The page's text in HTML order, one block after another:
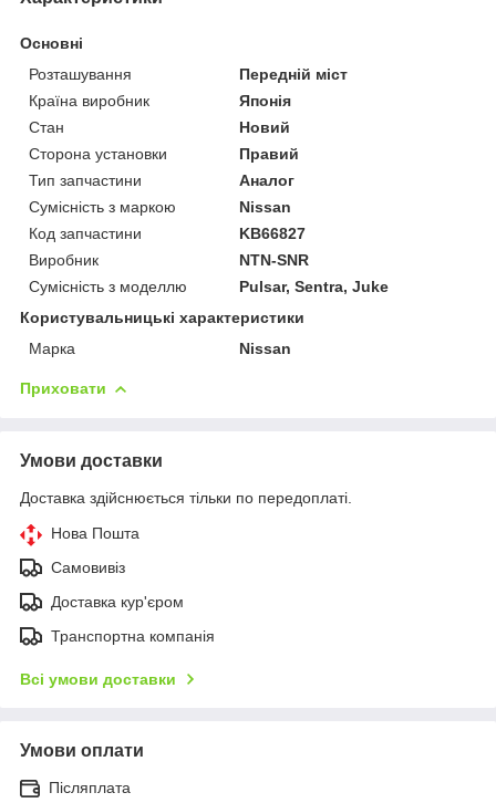
Основні
Розташування
Передній міст
Країна виробник
Японія
Стан
Новий
Сторона установки
Правий
Тип запчастини
Аналог
Сумісність з маркою
Nissan
Код запчастини
KB66827
Виробник
NTN-SNR
Сумісність з моделлю
Pulsar, Sentra, Juke
Користувальницькі характеристики
Марка
Nissan
Приховати
Умови доставки
Доставка здійснюється тільки по передоплаті.
Нова Пошта
Самовивіз
Доставка кур'єром
Транспортна компанія
Всі умови доставки
Умови оплати
Післяплата